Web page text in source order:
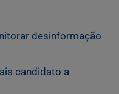
desinformação
candidato a